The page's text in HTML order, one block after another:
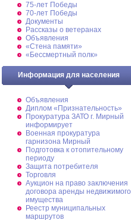
75-лет Победы
70-лет Победы
Документы
Рассказы о ветеранах
Объявления
«Стена памяти»
«Бессмертный полк»
Информация для населения
Объявления
Диплом «Признательность»
Прокуратура ЗАТО г. Мирный
информирует
Военная прокуратура
гарнизона Мирный
Подготовка к отопительному
периоду
Защита потребителя
Торговля
Аукцион на право заключения
договора аренды недвижимого
имущества
Реестр муниципальных
маршрутов